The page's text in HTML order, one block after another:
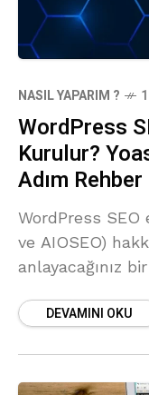
NASIL YAPARIM ?
WordPress
Kurulur?
Adım Rehber
WordPress
ve AIOSEO)
anlayacağınız
DEVAMINI OKU